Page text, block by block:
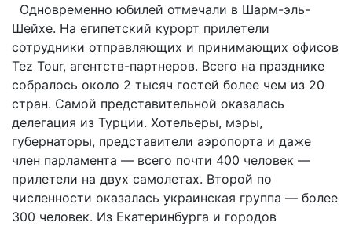
Одновременно юбилей отмечали в Шарм-эль-
Шейхе. На египетский курорт прилетели
сотрудники отправляющих и принимающих офисов
Tez Tour, агентств-партнеров. Всего на празднике
собралось около 2 тысяч гостей более чем из 20
стран. Самой представительной оказалась
делегация из Турции. Хотельеры, мэры,
губернаторы, представители аэропорта и даже
член парламента — всего почти 400 человек —
прилетели на двух самолетах. Второй по
численности оказалась украинская группа — более
300 человек. Из Екатеринбурга и городов